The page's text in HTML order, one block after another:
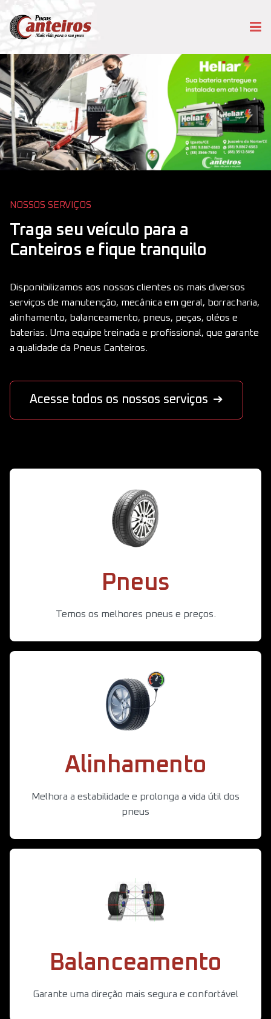
NOSSOS SERVIÇOS
Traga seu veículo para a
Canteiros e fique tranquilo
Disponibilizamos aos nossos clientes os mais diversos
serviços de manutenção, mecânica em geral, borracharia,
alinhamento, balanceamento, pneus, peças, oléos e
baterias. Uma equipe treinada e profissional, que garante
a qualidade da Pneus Canteiros.
Acesse todos os nossos serviços ➔
Pneus
Temos os melhores pneus e preços.
Alinhamento
Melhora a estabilidade e prolonga a vida útil dos
pneus
Balanceamento
Garante uma direção mais segura e confortável